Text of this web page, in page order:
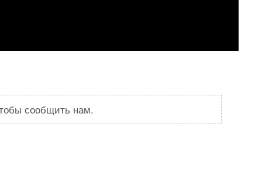
сообщить нам.